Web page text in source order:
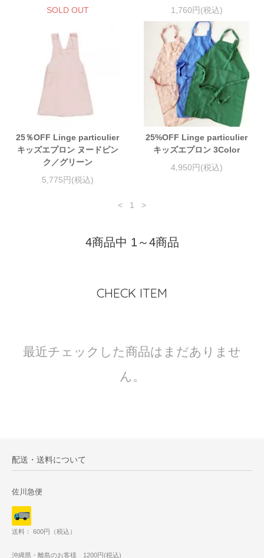
SOLD OUT
1,760円(税込)
25％OFF Linge particulier
キッズエプロン ヌードピン
ク／グリーン
5,775円(税込)
25%OFF Linge particulier
キッズエプロン 3Color
4,950円(税込)
< 1 >
4商品中 1～4商品
CHECK ITEM
最近チェックした商品はまだありませ
ん。
配送・送料について
佐川急便
送料： 600円（税込）
沖縄県・離島のお客様 1200円(税込)